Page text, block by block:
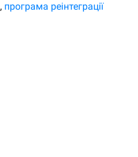
програма реінтеграції